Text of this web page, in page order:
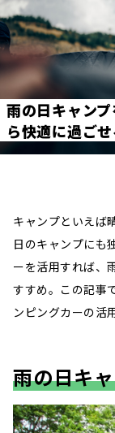
雨の日キャンプ
ら快適に過ごせ
キャンプといえば
日のキャンプにも
ーを活用すれば、
すすめ。この記事
ンピングカーの活
雨の日キ